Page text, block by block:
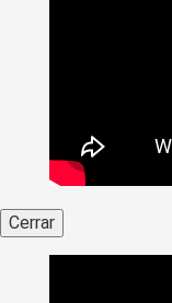
Cerrar